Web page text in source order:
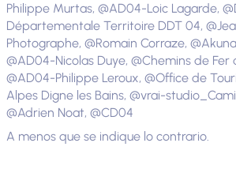
Philippe Murtas, @AD04-Loic Lagarde,
Départementale Territoire DDT 04,
Photographe, @Romain Corraze,
@AD04-Nicolas Duye, @Chemins de Fer
@AD04-Philippe Leroux, @Office de
Alpes Digne les Bains, @vrai-
@Adrien Noat, @CD04
A menos que se indique lo contrario.